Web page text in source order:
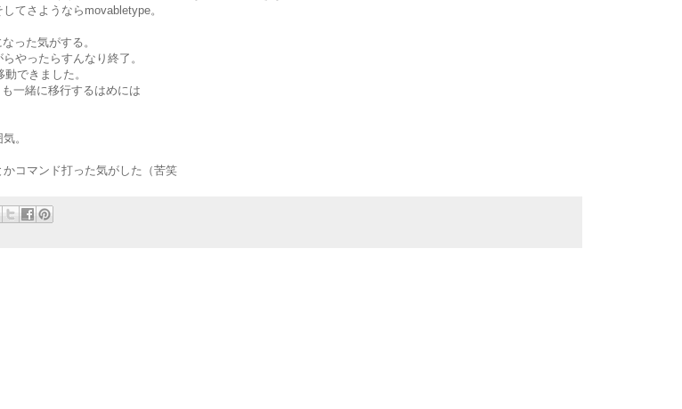
てさようならmovabletype。
った気がする。
やったらすんなり終了。
できました。
一緒に移行するはめには
。
コマンド打った気がした（苦笑